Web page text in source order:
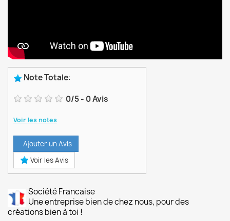
Note Totale:
0/5- 0Avis
Voir les notes
Ajouter un Avis
Voir les Avis
Société Francaise
Une entreprise bien de chez nous, pour des
créations bien à toi !